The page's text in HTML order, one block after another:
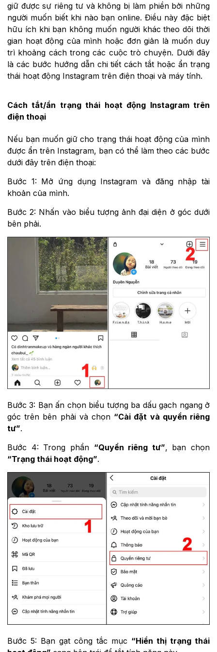
giữ được sự riêng tư và không bị làm phiền bởi những
người muốn biết khi nào bạn online. Điều này đặc biệt
hữu ích khi bạn không muốn người khác theo dõi thời
gian hoạt động của mình hoặc đơn giản là muốn duy
trì khoảng cách trong các cuộc trò chuyện. Dưới đây
là các bước hướng dẫn chi tiết cách tắt hoặc ẩn trạng
thái hoạt động Instagram trên điện thoại và máy tính.
Cách tắt/ẩn trạng thái hoạt động Instagram trên
điện thoại
Nếu bạn muốn giữ cho trạng thái hoạt động của mình
được ẩn trên Instagram, bạn có thể làm theo các bước
dưới đây trên điện thoại:
Bước 1: Mở ứng dụng Instagram và đăng nhập tài
khoản của mình.
Bước 2: Nhấn vào biểu tượng ảnh đại diện ở góc dưới
bên phải.
Bước 3: Bạn ấn chọn biểu tượng ba dấu gạch ngang ở
góc trên bên phải và chọn “Cài đặt và quyền riêng
tư”.
Bước 4: Trong phần “Quyền riêng tư”, bạn chọn
“Trạng thái hoạt động”.
Bước 5: Bạn gạt công tắc mục “Hiển thị trạng thái